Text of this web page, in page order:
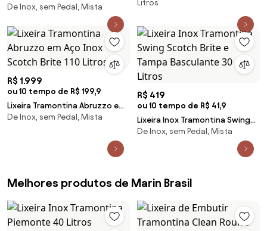
Scotch Brite e Tampa
De Inox, sem Pedal, Mista Litros
R$ 1.999
ou 10 tempo de R$ 199,9
Lixeira Tramontina Abruzzo em
Aço Inox Scotch Brite 110 Litros
De Inox, sem Pedal, Mista
R$ 419
ou 10 tempo de R$ 41,9
Lixeira Inox Tramontina Swing
Scotch Brite e Tampa
De Inox, sem Pedal, Mista
Melhores produtos de Marin Brasil